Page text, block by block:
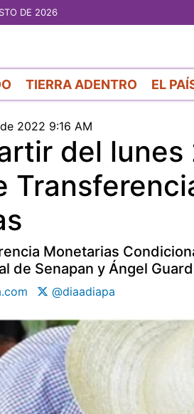
DE 2026
TIERRA ADENTRO EL
2022 9:16 AM
del
Monetarias
de Senapan y Ángel
@diaadiapa